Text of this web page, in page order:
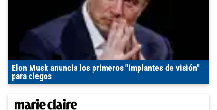
Elon Musk anuncia los primeros "implantes de visión"
para ciegos